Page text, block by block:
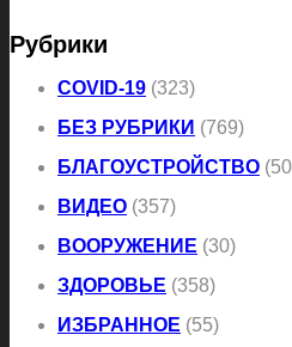
Рубрики
COVID-19 (323)
БЕЗ РУБРИКИ (769)
БЛАГОУСТРОЙСТВО
ВИДЕО (357)
ВООРУЖЕНИЕ (30)
ЗДОРОВЬЕ (358)
ИЗБРАННОЕ (55)